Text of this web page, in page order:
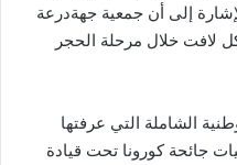
إلى أن جمعية جهةدرعة
لافت خلال مرحلة الحجر
الشاملة التي عرفتها
جائحة كورونا تحت قيادة